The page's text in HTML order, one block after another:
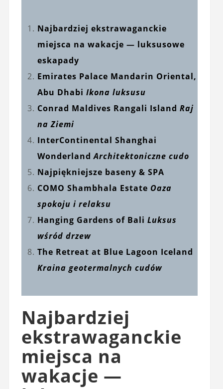
Najbardziej ekstrawaganckie
miejsca na wakacje — luksusowe
eskapady
Emirates Palace Mandarin Oriental,
Abu Dhabi Ikona luksusu
Conrad Maldives Rangali Island Raj
na Ziemi
InterContinental Shanghai
WonderlandArchitektoniczne cudo
Najpiękniejsze baseny & SPA
COMO Shambhala Estate Oaza
spokoju i relaksu
Hanging Gardens of Bali Luksus
wśród drzew
The Retreat at Blue Lagoon Iceland
Kraina geotermalnych cudów
Najbardziej
ekstrawaganckie
miejsca na
wakacje —